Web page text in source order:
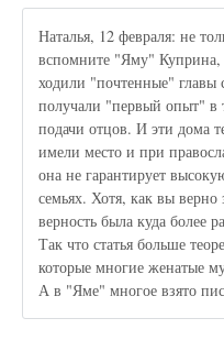
Наталья, 12 февраля: не
вспомните "Яму" Куприна,
ходили "почтенные" главы
получали "первый опыт" в
подачи отцов. И эти дома
имели место и при
она не гарантирует
семьях. Хотя, как вы
верность была куда более
Так что статья больше
которые многие женатые
А в "Яме" многое взято